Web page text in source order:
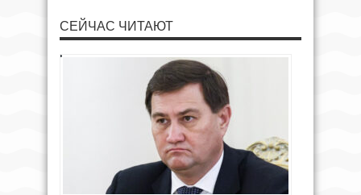
СЕЙЧАС ЧИТАЮТ